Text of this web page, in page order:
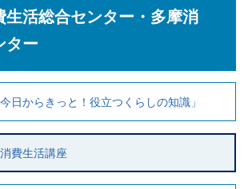
生活総合センター・多摩消
ター
日からきっと！役立つくらしの知識」
費生活講座